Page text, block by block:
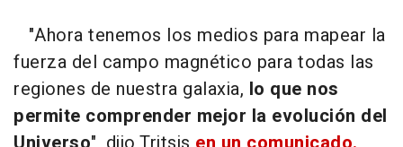
"Ahora tenemos los medios para mapear la
fuerza del campo magnético para todas las
regiones de nuestra galaxia, lo que nos
permite comprender mejor la evolución del